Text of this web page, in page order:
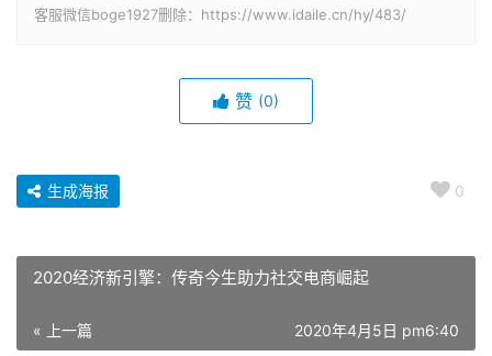
客服微信boge1927删除：https://www.idaile.cn/hy/483/
赞 (0)
0
生成海报
2020经济新引擎：传奇今生助力社交电商崛起
« 上一篇 2020年4月5日 pm6:40